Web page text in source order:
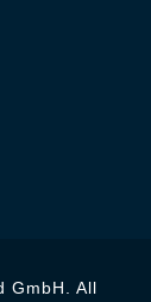
GmbH. All